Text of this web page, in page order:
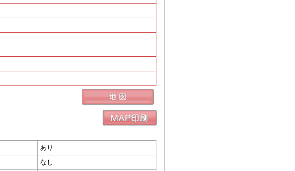
あり
なし